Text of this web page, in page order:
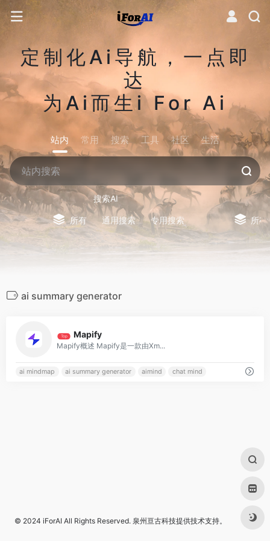
定制化Ai导航，一点即
达
为Ai而生i For Ai
站内 常用 搜索 工具 社区 生活
搜索AI
所有 通用搜索 专用搜索 所有
ai summary generator
Top Mapify
Mapify概述 Mapify是一款由Xm...
ai mindmap ai summary generator aimind chat mind
© 2024 iForAI All Rights Reserved. 泉州亘古科技提供技术支持。